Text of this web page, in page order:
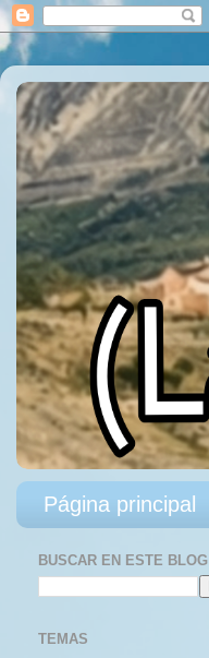
Página principal
BUSCAR EN ESTE BLOG
TEMAS